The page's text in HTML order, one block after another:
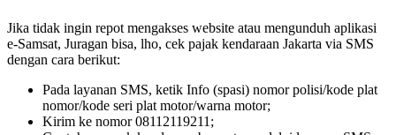
Jika tidak ingin repot mengakses website atau mengunduh aplikasi
e-Samsat, Juragan bisa, lho, cek pajak kendaraan Jakarta via SMS
dengan cara berikut:
Pada layanan SMS, ketik Info (spasi) nomor polisi/kode plat
nomor/kode seri plat motor/warna motor;
Kirim ke nomor 08112119211;